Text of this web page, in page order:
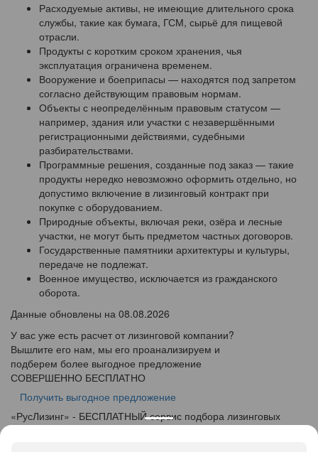
Расходуемые активы, не имеющие длительного срока
службы, такие как бумага, ГСМ, сырьё для пищевой
отрасли.
Продукты с коротким сроком хранения, чья
эксплуатация ограничена временем.
Вооружение и боеприпасы — находятся под запретом
согласно действующим правовым нормам.
Объекты с неопределённым правовым статусом —
например, здания или участки с незавершёнными
регистрационными действиями, судебными
разбирательствами.
Программные решения, созданные под заказ — такие
продукты нередко невозможно оформить отдельно, но
допустимо включение в лизинговый контракт при
покупке с оборудованием.
Природные объекты, включая реки, озёра и лесные
участки, не могут быть предметом частных договоров.
Государственные памятники архитектуры и культуры,
передаче не подлежат.
Военное имущество, исключается из гражданского
оборота.
Данные обновлены на 08.08.2026
У вас уже есть расчет от лизинговой компании?
Вышлите его нам, мы его проанализируем и
подберем более выгодное предложение
СОВЕРШЕННО БЕСПЛАТНО
Получить выгодное предложение
«РусЛизинг» - БЕСПЛАТНЫЙ сервис подбора лизинговых